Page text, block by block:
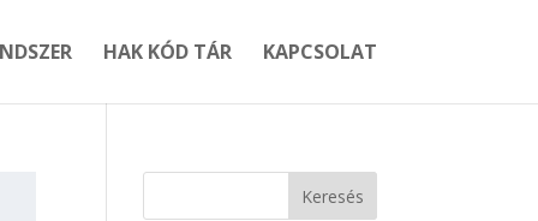
HAK KÓD TÁR KAPCSOLAT
Keresés